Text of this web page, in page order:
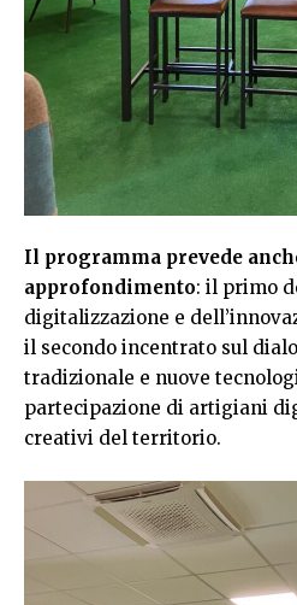
Il programma prevede
approfondimento: il primo
digitalizzazione e
il secondo incentrato sul
tradizionale e nuove
partecipazione di artigiani
creativi del territorio.